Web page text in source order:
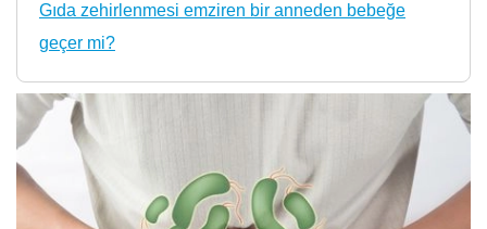
Gıda zehirlenmesi emziren bir anneden bebeğe
geçer mi?